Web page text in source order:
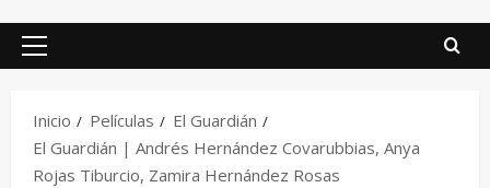
Inicio Películas
El Guardián
El Guardián | Andrés Hernández Covarubbias, Anya
Rojas Tiburcio, Zamira Hernández Rosas